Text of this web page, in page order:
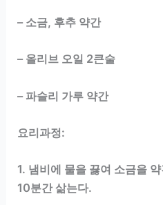
– 소금, 후추 약간
– 올리브 오일 2큰술
– 파슬리 가루 약간
요리과정:
1. 냄비에 물을 끓여 소금을
10분간 삶는다.